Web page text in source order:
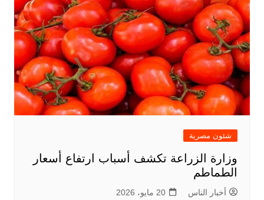
شئون مصرية
وزارة الزراعة تكشف أسباب ارتفاع أسعار
الطماطم
أخبار الناس 20 مايو، 2026